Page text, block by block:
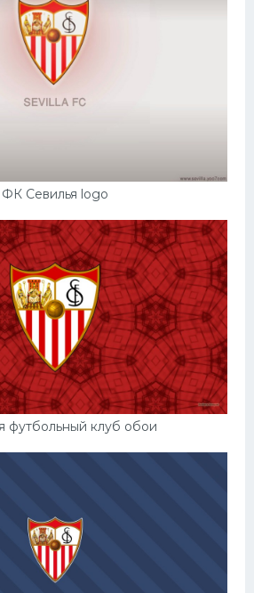
ФК Севилья logo
футбольный клуб обои